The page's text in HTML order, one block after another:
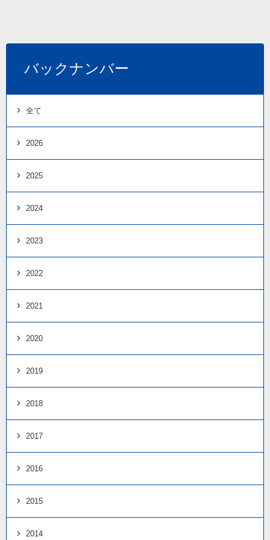
バックナンバー
全て
2026
2025
2024
2023
2022
2021
2020
2019
2018
2017
2016
2015
2014